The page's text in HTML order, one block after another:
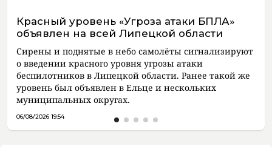
Красный уровень «Угроза атаки БПЛА»
объявлен на всей Липецкой области
Сирены и поднятые в небо самолёты сигнализируют
о введении красного уровня угрозы атаки
беспилотников в Липецкой области. Ранее такой же
уровень был объявлен в Ельце и нескольких
муниципальных округах.
06/08/2026 19:54